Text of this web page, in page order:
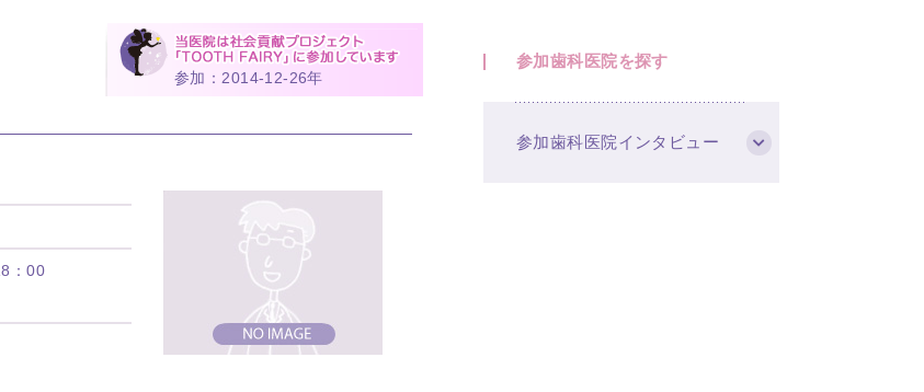
参加：2014-12-26年
：00
参加歯科医院を探す
参加歯科医院インタビュー